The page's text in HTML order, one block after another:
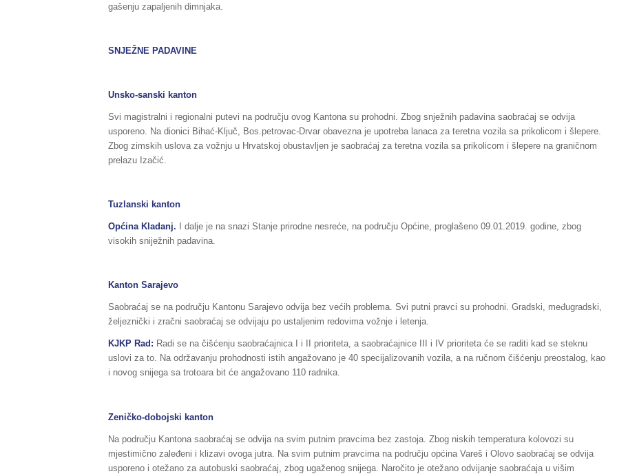
gašenju zapaljenih dimnjaka.
SNJEŽNE PADAVINE
Unsko-sanski kanton
Svi magistralni i regionalni putevi na području ovog Kantona su prohodni. Zbog snježnih padavina saobraćaj se odvija
usporeno. Na dionici Bihać-Ključ, Bos.petrovac-Drvar obavezna je upotreba lanaca za teretna vozila sa prikolicom i šlepere.
Zbog zimskih uslova za vožnju u Hrvatskoj obustavljen je saobraćaj za teretna vozila sa prikolicom i šlepere na graničnom
prelazu Izačić.
Tuzlanski kanton
Općina Kladanj.
I dalje je na snazi Stanje prirodne nesreće, na području Općine, proglašeno 09.01.2019. godine, zbog
visokih sniježnih padavina.
Kanton Sarajevo
Saobraćaj se na području Kantonu Sarajevo odvija bez većih problema. Svi putni pravci su prohodni. Gradski, međugradski,
željeznički i zračni saobraćaj se odvijaju po ustaljenim redovima vožnje i letenja.
KJKP Rad: Radi se na čišćenju saobraćajnica I i II prioriteta, a saobraćajnice III i IV prioriteta će se raditi kad se steknu
uslovi za to. Na održavanju prohodnosti istih angažovano je 40 specijalizovanih vozila, a na ručnom čišćenju preostalog, kao
i novog snijega sa trotoara bit će angažovano 110 radnika.
Zeničko-dobojski kanton
Na području Kantona saobraćaj se odvija na svim putnim pravcima bez zastoja. Zbog niskih temperatura kolovozi su
mjestimično zaleđeni i klizavi ovoga jutra. Na svim putnim pravcima na području općina Vareš i Olovo saobraćaj se odvija
usporeno i otežano za autobuski saobraćaj, zbog ugaženog snijega. Naročito je otežano odvijanje saobraćaja u višim